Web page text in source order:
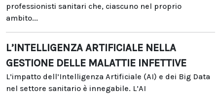
professionisti sanitari che, ciascuno nel proprio
ambito...
L’INTELLIGENZA ARTIFICIALE NELLA
GESTIONE DELLE MALATTIE INFETTIVE
L’impatto dell’Intelligenza Artificiale (AI) e dei Big Data
nel settore sanitario è innegabile. L’AI